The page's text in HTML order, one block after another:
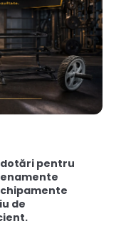
dotări pentru
de